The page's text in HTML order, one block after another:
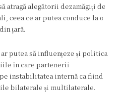
atragă alegătorii dezamăgiți de
ceea ce ar putea conduce la o
țară.
putea să influențeze și politica
în care partenerii
instabilitatea internă ca fiind
bilaterale și multilaterale.